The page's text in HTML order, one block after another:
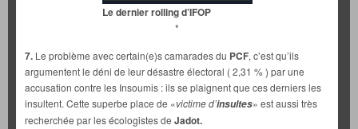
Le dernier rolling d’IFOP
*
7. Le problème avec certain(e)s camarades du PCF, c’est qu’ils
argumentent le déni de leur désastre électoral ( 2,31 % ) par une
accusation contre les Insoumis : ils se plaignent que ces derniers les
insultent. Cette superbe place de «victime d’insultes» est aussi très
recherchée par les écologistes de Jadot.